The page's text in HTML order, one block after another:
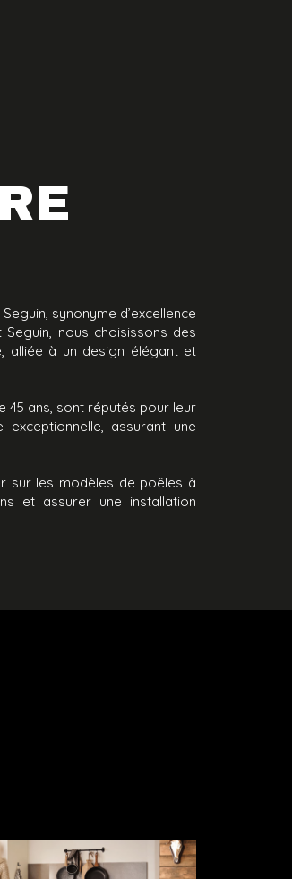
synonyme d’excellence
nous choisissons des
alliée à un design élégant et
45 ans, sont réputés pour leur
assurant une
sur les modèles de poêles à
et assurer une installation